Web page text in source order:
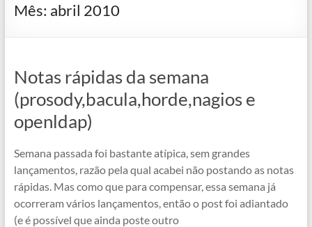
Mês: abril 2010
Notas rápidas da semana
(prosody,bacula,horde,nagios e
openldap)
Semana passada foi bastante atípica, sem grandes
lançamentos, razão pela qual acabei não postando as notas
rápidas. Mas como que para compensar, essa semana já
ocorreram vários lançamentos, então o post foi adiantado
(e é possível que ainda poste outro